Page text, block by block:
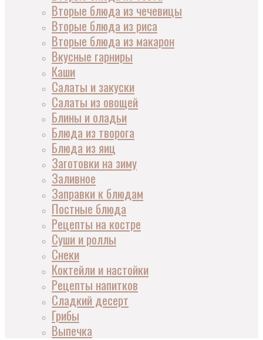
Вторые блюда из чечевицы
Вторые блюда из риса
Вторые блюда из макарон
Вкусные гарниры
Каши
Салаты и закуски
Салаты из овощей
Блины и оладьи
Блюда из творога
Блюда из яиц
Заготовки на зиму
Заливное
Заправки к блюдам
Постные блюда
Рецепты на костре
Суши и роллы
Снеки
Коктейли и настойки
Рецепты напитков
Сладкий десерт
Грибы
Выпечка